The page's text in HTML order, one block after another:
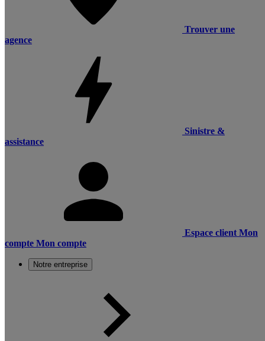
Trouver une
agence
Sinistre &
assistance
Espace client Mon
compte Mon compte
Notre entreprise